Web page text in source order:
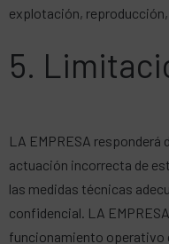
explotación,
5.
LA EMPRESA
actuación incorrecta de
las medidas técnicas
confidencial. LA
funcionamiento operativo